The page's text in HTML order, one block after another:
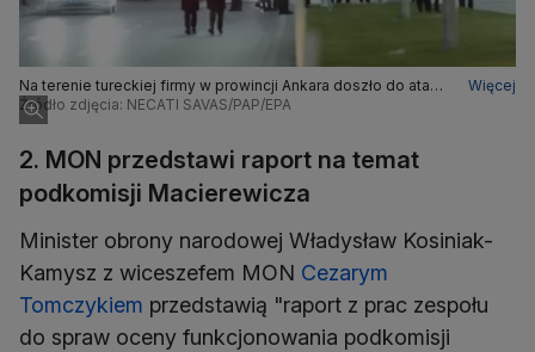
Na terenie tureckiej firmy w prowincji Ankara doszło do ataku
terrorystycznego
Więcej
Źródło zdjęcia: NECATI SAVAS/PAP/EPA
2. MON przedstawi raport na temat
podkomisji Macierewicza
Minister obrony narodowej Władysław Kosiniak-
Kamysz z wiceszefem MON Cezarym
Tomczykiem przedstawią "raport z prac zespołu
do spraw oceny funkcjonowania podkomisji